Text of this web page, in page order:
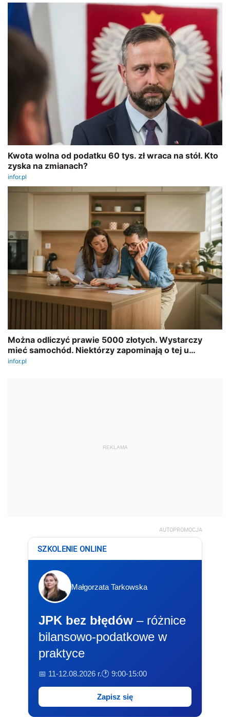
REKLAMA
AUTOPROMOCJA
SZKOLENIE ONLINE
Małgorzata Tarkowska
JPK bez błędów – różnice
bilansowo-podatkowe w
praktyce
📅 11-12.08.2026 r.🕐 9:00-15:00
Zapisz się